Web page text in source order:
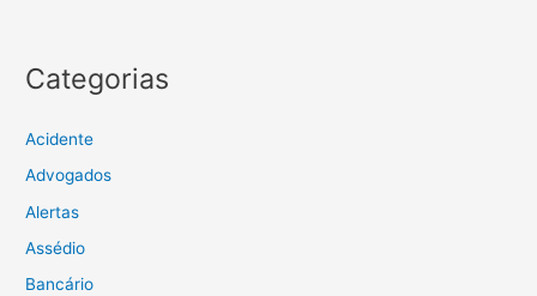
Categorias
Acidente
Advogados
Alertas
Assédio
Bancário